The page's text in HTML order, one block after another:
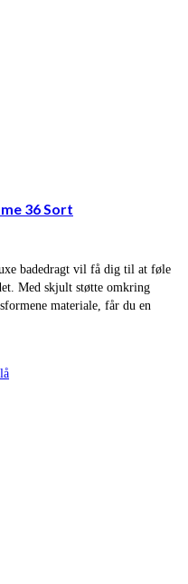
36 Sort
badedragt vil få dig til at føle
Med skjult støtte omkring
materiale, får du en